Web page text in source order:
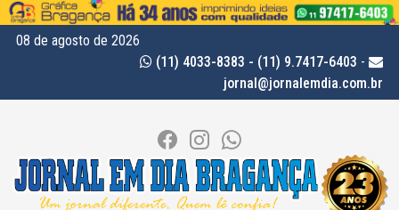
08 de agosto de 2026
(11) 4033-8383 - (11) 9.7417-6403 -
jornal@jornalemdia.com.br